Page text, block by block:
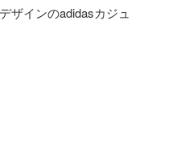
ザインのadidasカジュ